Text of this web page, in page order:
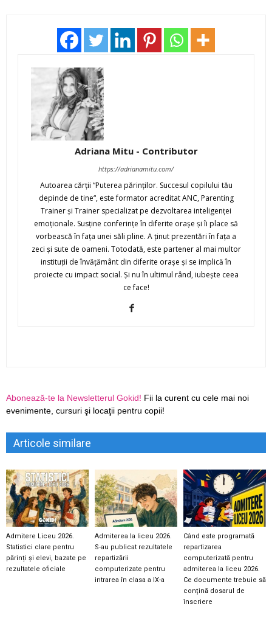
Adriana Mitu - Contributor
https://adrianamitu.com/
Autoarea cărții “Puterea părinților. Succesul copilului tău
depinde de tine“, este formator acreditat ANC, Parenting
Trainer și Trainer specializat pe dezvoltarea inteligenței
emoționale. Susține conferințe în diferite orașe și îi place să
vorbească în fața unei săli pline. A ținut prezentări în fața a
zeci și sute de oameni. Totodată, este partener al mai multor
instituții de învățământ din diferite orașe și se implică în
proiecte cu impact social. Și nu în ultimul rând, iubește ceea
ce face!
Abonează-te la Newsletterul Gokid! Fii la curent cu cele mai noi
evenimente, cursuri şi locaţii pentru copii!
Articole similare
Admitere Liceu 2026.
Statistici clare pentru
părinți și elevi, bazate pe
rezultatele oficiale
Admiterea la liceu 2026.
S-au publicat rezultatele
repartizării
computerizate pentru
intrarea în clasa a IX-a
Când este programată
repartizarea
computerizată pentru
admiterea la liceu 2026.
Ce documente trebuie să
conțină dosarul de
înscriere